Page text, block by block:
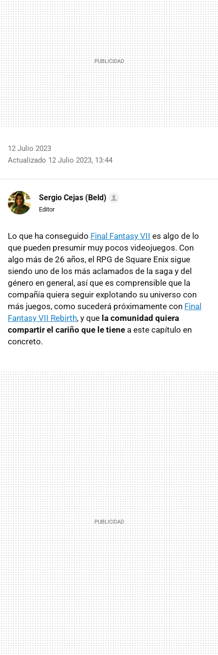
MAIL
12 Julio 2023
Actualizado 12 Julio 2023, 13:44
Sergio Cejas (Beld)
Editor
Lo que ha conseguido Final Fantasy VII es algo de lo
que pueden presumir muy pocos videojuegos. Con
algo más de 26 años, el RPG de Square Enix sigue
siendo uno de los más aclamados de la saga y del
género en general, así que es comprensible que la
compañía quiera seguir explotando su universo con
más juegos, como sucederá próximamente con Final
Fantasy VII Rebirth, y que la comunidad quiera
compartir el cariño que le tiene a este capítulo en
concreto.